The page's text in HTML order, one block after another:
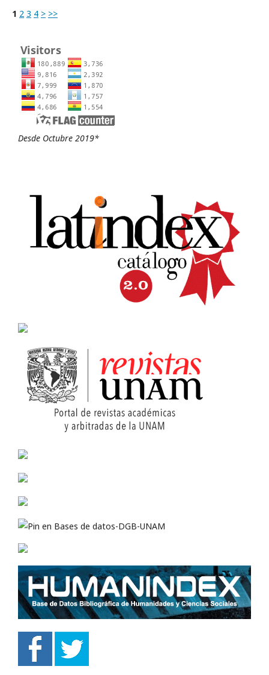
1 2 3 4 > >>
Desde Octubre 2019*